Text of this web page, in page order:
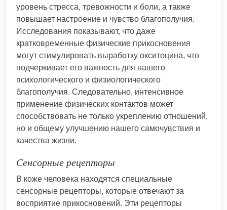
уровень стресса, тревожности и боли, а также
повышает настроение и чувство благополучия.
Исследования показывают, что даже
кратковременные физические прикосновения
могут стимулировать выработку окситоцина, что
подчеркивает его важность для нашего
психологического и физиологического
благополучия. Следовательно, интенсивное
применение физических контактов может
способствовать не только укреплению отношений,
но и общему улучшению нашего самочувствия и
качества жизни.
Сенсорные рецепторы
В коже человека находятся специальные
сенсорные рецепторы, которые отвечают за
восприятие прикосновений. Эти рецепторы